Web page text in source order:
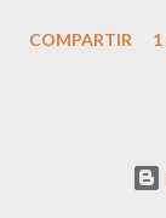
política,
política podrás
COMPARTIR